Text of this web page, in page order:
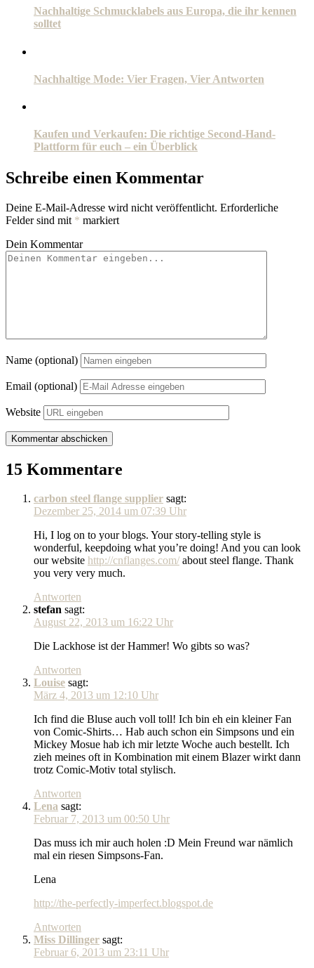
Nachhaltige Schmucklabels aus Europa, die ihr kennen
solltet
Nachhaltige Mode: Vier Fragen, Vier Antworten
Kaufen und Verkaufen: Die richtige Second-Hand-
Plattform für euch – ein Überblick
Schreibe einen Kommentar
Deine E-Mail-Adresse wird nicht veröffentlicht. Erforderliche
Felder sind mit * markiert
Dein Kommentar
Name (optional)
Email (optional)
Website
15 Kommentare
carbon steel flange supplier sagt:
Dezember 25, 2014 um 07:39 Uhr
Hi, I log on to your blogs. Your story-telling style is
wonderful, keepdoing what you’re doing! And you can look
our website http://cnflanges.com/ about steel flange. Thank
you very very much.
Antworten
stefan sagt:
August 22, 2013 um 16:22 Uhr
Die Lackhose ist der Hammer! Wo gibts so was?
Antworten
Louise sagt:
März 4, 2013 um 12:10 Uhr
Ich find die Bluse auch voll toll! Ich bin eh ein kleiner Fan
von Comic-Shirts… Hab auch schon ein Simpsons und ein
Mickey Mosue hab ich mir letzte Woche auch bestellt. Ich
zieh meines oft in Kombination mit einem Blazer wirkt dann
trotz Comic-Motiv total stylisch.
Antworten
Lena sagt:
Februar 7, 2013 um 00:50 Uhr
Das muss ich mir auch holen :D Mein Freund war nämlich
mal ein riesen Simpsons-Fan.
Lena
http://the-perfectly-imperfect.blogspot.de
Antworten
Miss Dillinger sagt:
Februar 6, 2013 um 23:11 Uhr